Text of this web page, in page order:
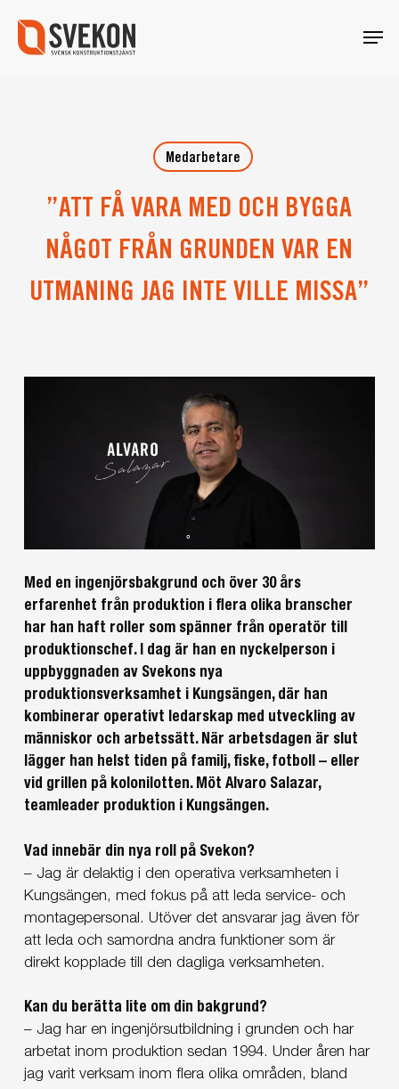
main
Menu
Medarbetare
”ATT FÅ VARA MED OCH BYGGA
NÅGOT FRÅN GRUNDEN VAR EN
UTMANING JAG INTE VILLE MISSA”
Med en ingenjörsbakgrund och över 30 års
erfarenhet från produktion i flera olika branscher
har han haft roller som spänner från operatör till
produktionschef. I dag är han en nyckelperson i
uppbyggnaden av Svekons nya
produktionsverksamhet i Kungsängen, där han
kombinerar operativt ledarskap med utveckling av
människor och arbetssätt. När arbetsdagen är slut
lägger han helst tiden på familj, fiske, fotboll – eller
vid grillen på kolonilotten. Möt Alvaro Salazar,
teamleader produktion i Kungsängen.
Vad innebär din nya roll på Svekon?
– Jag är delaktig i den operativa verksamheten i
Kungsängen, med fokus på att leda service- och
montagepersonal. Utöver det ansvarar jag även för
att leda och samordna andra funktioner som är
direkt kopplade till den dagliga verksamheten.
Kan du berätta lite om din bakgrund?
– Jag har en ingenjörsutbildning i grunden och har
arbetat inom produktion sedan 1994. Under åren har
jag varit verksam inom flera olika områden, bland